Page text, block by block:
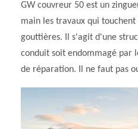
GW couvreur 50 est un
main les travaux qui
gouttières. Il s'agit d'une
conduit soit endommagé par
de réparation. Il ne faut pas